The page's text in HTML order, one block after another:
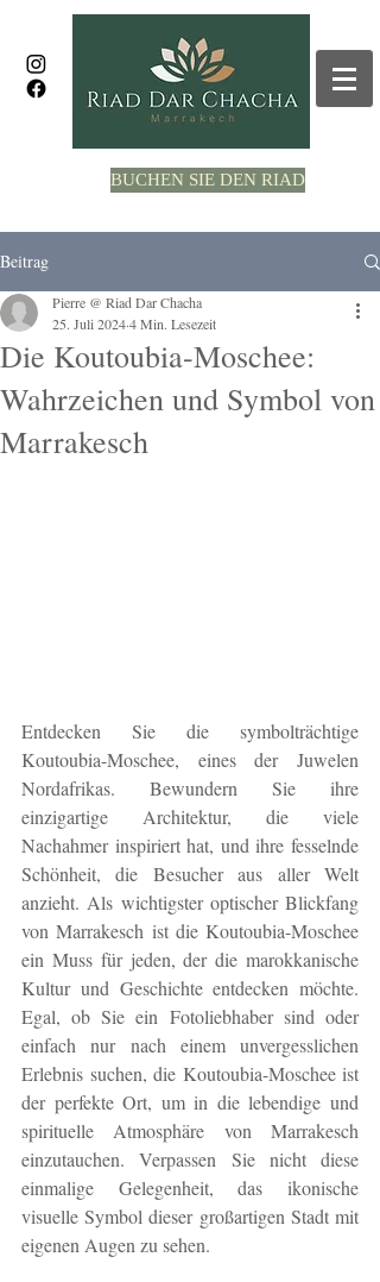
BUCHEN SIE DEN RIAD
Beitrag
Die Koutoubia-Moschee:
Wahrzeichen und Symbol von
Marrakesch
Pierre @ Riad Dar Chacha
25. Juli 20244 Min. Lesezeit
Entdecken Sie die symbolträchtige
Koutoubia-Moschee, eines der Juwelen
Nordafrikas. Bewundern Sie ihre
einzigartige Architektur, die viele
Nachahmer inspiriert hat, und ihre fesselnde
Schönheit, die Besucher aus aller Welt
anzieht. Als wichtigster optischer Blickfang
von Marrakesch ist die Koutoubia-Moschee
ein Muss für jeden, der die marokkanische
Kultur und Geschichte entdecken möchte.
Egal, ob Sie ein Fotoliebhaber sind oder
einfach nur nach einem unvergesslichen
Erlebnis suchen, die Koutoubia-Moschee ist
der perfekte Ort, um in die lebendige und
spirituelle Atmosphäre von Marrakesch
einzutauchen. Verpassen Sie nicht diese
einmalige Gelegenheit, das ikonische
visuelle Symbol dieser großartigen Stadt mit
eigenen Augen zu sehen.